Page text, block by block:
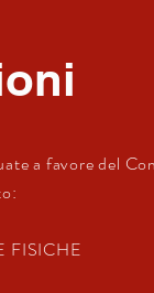
a favore del
FISICHE